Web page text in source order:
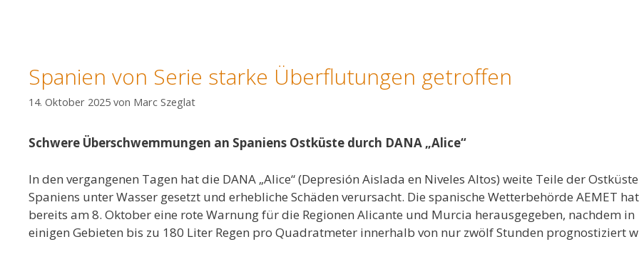
Spanien von Serie starke Überflutungen getroffen
14. Oktober 2025 von Marc Szeglat
Schwere Überschwemmungen an Spaniens Ostküste durch DANA „Alice“
In den vergangenen Tagen hat die DANA „Alice“ (Depresión Aislada en Niveles Altos) weite Teile der Ostküste
Spaniens unter Wasser gesetzt und erhebliche Schäden verursacht. Die spanische Wetterbehörde AEMET
bereits am 8. Oktober eine rote Warnung für die Regionen Alicante und Murcia herausgegeben, nachdem in
einigen Gebieten bis zu 180 Liter Regen pro Quadratmeter innerhalb von nur zwölf Stunden prognostiziert